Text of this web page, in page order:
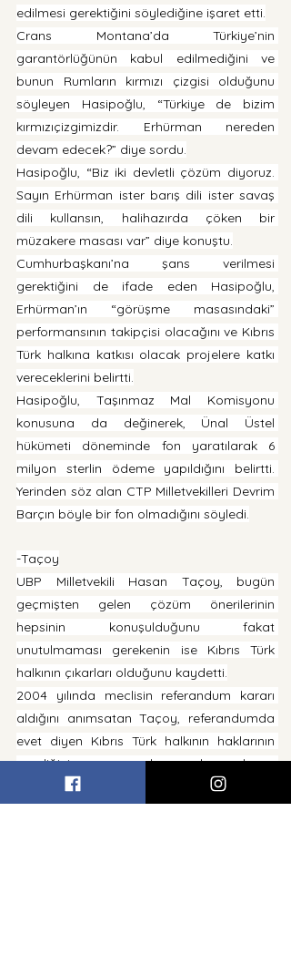
edilmesi gerektiğini söylediğine işaret etti.
Crans Montana’da Türkiye’nin
garantörlüğünün kabul edilmediğini ve
bunun Rumların kırmızı çizgisi olduğunu
söyleyen Hasipoğlu, “Türkiye de bizim
kırmızıçizgimizdir. Erhürman nereden
devam edecek?” diye sordu.
Hasipoğlu, “Biz iki devletli çözüm diyoruz.
Sayın Erhürman ister barış dili ister savaş
dili kullansın, halihazırda çöken bir
müzakere masası var” diye konuştu.
Cumhurbaşkanı’na şans verilmesi
gerektiğini de ifade eden Hasipoğlu,
Erhürman’ın “görüşme masasındaki”
performansının takipçisi olacağını ve Kıbrıs
Türk halkına katkısı olacak projelere katkı
vereceklerini belirtti.
Hasipoğlu, Taşınmaz Mal Komisyonu
konusuna da değinerek, Ünal Üstel
hükümeti döneminde fon yaratılarak 6
milyon sterlin ödeme yapıldığını belirtti.
Yerinden söz alan CTP Milletvekilleri Devrim
Barçın böyle bir fon olmadığını söyledi.
-Taçoy
UBP Milletvekili Hasan Taçoy, bugün
geçmişten gelen çözüm önerilerinin
hepsinin konuşulduğunu fakat
unutulmaması gerekenin ise Kıbrıs Türk
halkının çıkarları olduğunu kaydetti.
2004 yılında meclisin referandum kararı
aldığını anımsatan Taçoy, referandumda
evet diyen Kıbrıs Türk halkının haklarının
yendiğini ve esas bunun konuşulması
gerektiğini söyledi.